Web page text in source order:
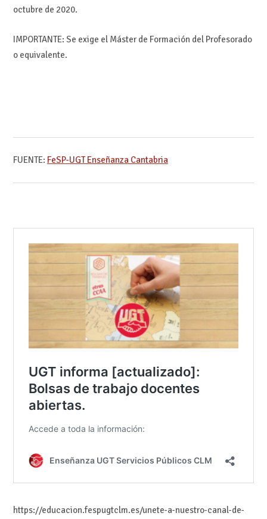
octubre de 2020.
IMPORTANTE: Se exige el Máster de Formación del Profesorado
o equivalente.
FUENTE: FeSP-UGT Enseñanza Cantabria
https://educacion.fespugtclm.es/unete-a-nuestro-canal-de-